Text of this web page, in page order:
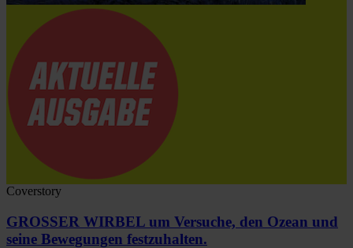
Coverstory
GROSSER WIRBEL um Versuche, den Ozean und
seine Bewegungen festzuhalten.